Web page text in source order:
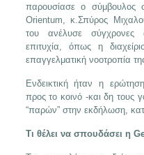
παρουσίασε ο σύμβουλος
Orientum, κ.Σπύρος
του ανέλυσε σύγχρονες
επιτυχία, όπως η
επαγγελματική νοοτροπία
Ενδεικτική ήταν η
προς το κοινό -και δη τους
“παρών” στην εκδήλωση,
Τι θέλει να σπουδάσει η